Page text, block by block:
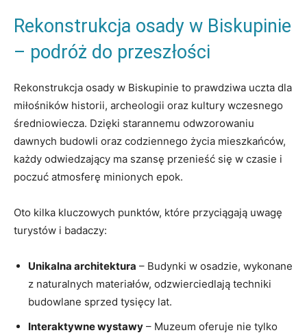
Rekonstrukcja osady w Biskupinie
– podróż do przeszłości
Rekonstrukcja osady w Biskupinie⁤ to prawdziwa uczta dla
miłośników historii, archeologii oraz kultury wczesnego
średniowiecza.​ Dzięki starannemu odwzorowaniu
dawnych‌ budowli oraz codziennego życia mieszkańców,
każdy⁣ odwiedzający ma szansę ‌przenieść się ‍w czasie i
poczuć atmosferę minionych ⁤epok.
Oto kilka kluczowych punktów, które przyciągają uwagę
turystów i badaczy:
Unikalna⁤ architektura – Budynki w‌ osadzie, wykonane
z naturalnych materiałów, odzwierciedlają techniki
budowlane sprzed tysięcy lat.
Interaktywne wystawy – Muzeum oferuje nie tylko